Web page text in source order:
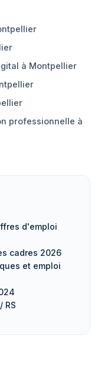
à Montpellier
professionnelle à
d'emploi
cadres 2026
et emploi
RS